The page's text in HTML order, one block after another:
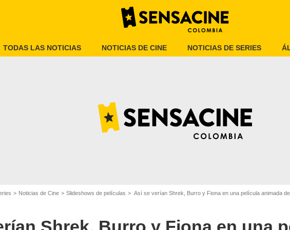
TODAS LAS NOTICIAS NOTICIAS DE CINE NOTICIAS DE SERIES
Noticias de Cine Slideshows de películas Así se verían Shrek, Burro y Fiona en una película animada